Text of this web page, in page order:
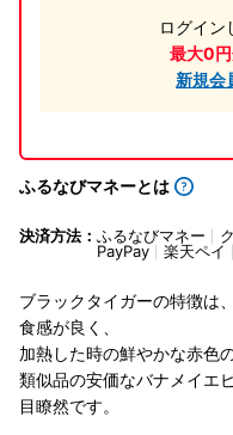
ログイン
最大0
新規会
ふるなびマネーとは
決済方法： ふるなびマネー
PayPay
楽天ペイ
ブラックタイガーの特徴は
食感が良く、
加熱した時の鮮やかな赤色
類似品の安価なバナメイエ
目瞭然です。